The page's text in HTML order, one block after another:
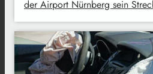
der Airport Nürnberg sein